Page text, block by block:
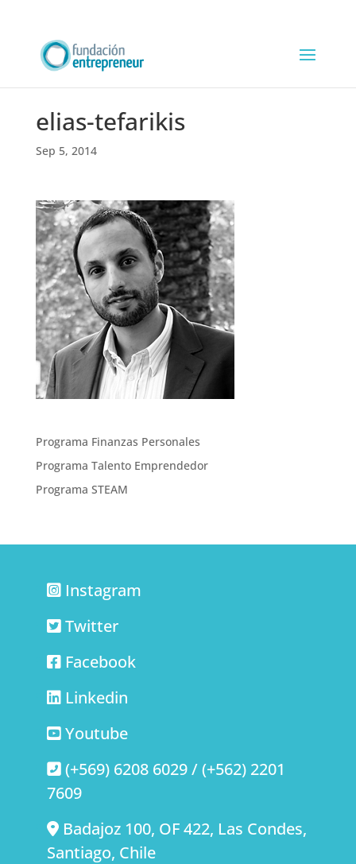
elias-tefarikis
Sep 5, 2014
Programa Finanzas Personales
Programa Talento Emprendedor
Programa STEAM
Instagram
Twitter
Facebook
Linkedin
Youtube
(+569) 6208 6029 / (+562) 2201
7609
Badajoz 100, OF 422, Las Condes,
Santiago, Chile